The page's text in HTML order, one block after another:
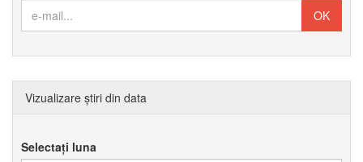
Vizualizare știri din data
Selectați luna